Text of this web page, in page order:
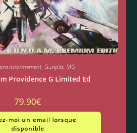
, Gunpla, MG
Providence G Limited Ed
79.90€
moi un email lorsque
disponible